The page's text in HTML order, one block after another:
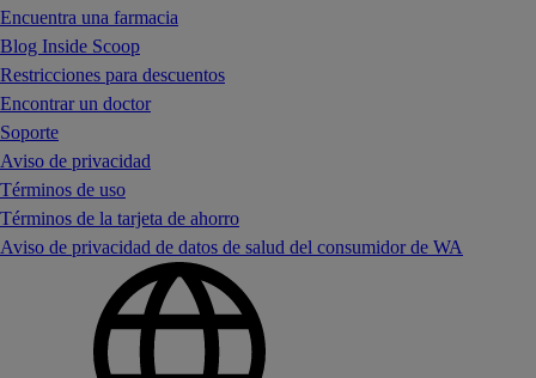
Encuentra una farmacia
Blog Inside Scoop
Restricciones para descuentos
Encontrar un doctor
Soporte
Aviso de privacidad
Términos de uso
Términos de la tarjeta de ahorro
Aviso de privacidad de datos de salud del consumidor de WA